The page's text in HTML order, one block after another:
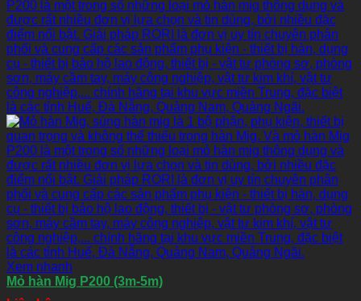
Xem nhanh
Mỏ hàn Mig P200 (3m-5m)